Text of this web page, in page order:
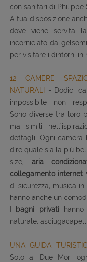
con sanitari di Philippe
A tua disposizione
dove viene servita
incorniciato da
per visitare i dintorni in
12 CAMERE
NATURALI
- Dodici
impossibile non
Sono diverse tra loro
ma simili
dettagli. Ogni camera
dire quale sia la più
size, aria
collegamento internet
di sicurezza, musica
hanno anche un
bagni privatihanno
naturale,
UNA GUIDA
Solo ai Due Mori